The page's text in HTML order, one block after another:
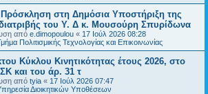
στη Δημόσια Υποστήριξη της
διατριβής του Υ. Δ κ. Μουσούρη Σπυρίδωνα
από e.dimopoulou « 17 Ιούλ 2026 08:28
Πολιτισμικής Τεχνολογίας και Επικοινωνίας
Κύκλου Κινητικότητας έτους 2026, στο
και του άρ. 31 τ
από tyia « 17 Ιούλ 2026 07:47
Διοικητικών Υποθέσεων